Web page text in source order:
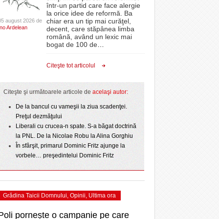
atacă
o nou-promovată
ce a pierdut
- 3 August 2026
cu o victorie
La Muzeul Apei are loc expoziția „Sub semnul
curgerii. Între transparență și permanență” - 4
- 3 August 2026
View all
proiectelor derulate de instituție din fonduri
europene/FOTO
ANAF oferă persoanelor fizice posibilitatea să
beneficieze de Declarația Unică 212
2025
CLIPURI VIDEO
JOCURI ONLINE
DIVERSE
FARMACII DIN
GRĂDINIŢE DIN TIMIŞ
PRIMĂRIILE DIN TIMIŞ
SFATUL MEDICULUI
SFATURI JURIDICE
august 2026 de
Ardelean
într-un partid care face alergie
la orice idee de reformă. Ba
chiar era un tip mai curăţel,
decent, care stăpânea limba
română, având un lexic mai
bogat de 100 de
Citeşte tot articolul
Citeşte şi următoarele articole de acelaşi autor:
De la bancul cu vameşii la ziua scadenţei.
Preţul dezmăţului
Liberali cu crucea-n spate. S-a băgat doctrină
la PNL. De la Nicolae Robu la Alina Gorghiu
În sfârşit, primarul Dominic Fritz ajunge la
vorbele… preşedintelui Dominic Fritz
Grădina Taicii Domnului, Opinii, Ultima ora
pornește o campanie pe care